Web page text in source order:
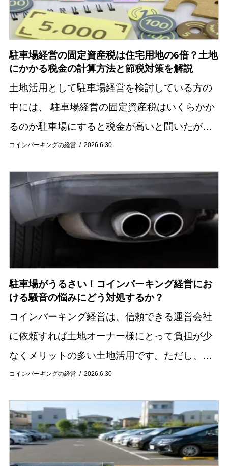
コインパーキングの経営 2026.6.30
駐車場経営の固定資産税は住宅用地の6倍？土地
にかかる税金の計算方法と節税対策を解説
土地活用として駐車場経営を検討している方の
中には、 駐車場経営の固定資産税はいくらかか
るのか駐車場にすると税金が高いと聞いたが本
当なのか住宅用地と比べるとどれくらい負担が
いでし...
コインパーキングの経営 2026.6.30
駐車場がうるさい！コインパーキング経営にお
ける騒音の悩みにどう対処するか？
コインパーキング経営は、信頼できる運営会社
に依頼すれば土地オーナー様にとって負担が少
なくメリットの多い土地活用です。ただし、車
の出入りが伴うので、「騒音問題」が発生する
しておくと...